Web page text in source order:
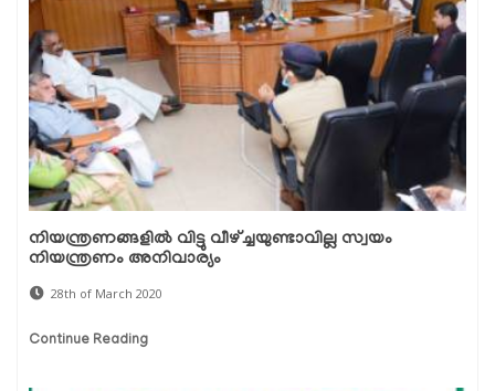
നിയന്ത്രണങ്ങളില്‍ വിട്ടു വീഴ്ച്ചയുണ്ടാവില്ല സ്വയം
നിയന്ത്രണം അനിവാര്യം
28th of March 2020
Continue Reading